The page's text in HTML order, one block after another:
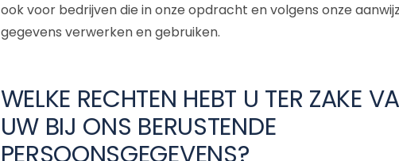
ook voor bedrijven die in onze opdracht en volgens onze
gegevens verwerken en gebruiken.
WELKE RECHTEN HEBT U TER ZAKE
UW BIJ ONS BERUSTENDE